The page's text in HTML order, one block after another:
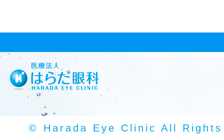
© Harada Eye Clinic All